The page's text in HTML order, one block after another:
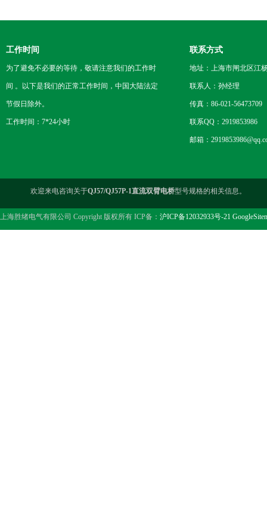
工作时间
为了避免不必要的等待，敬请注意我们的工作时
间 。以下是我们的正常工作时间，中国大陆法定
节假日除外。
工作时间：7*24小时
联系方式
地址：上海市闸北区江
联系人：孙经理
传真：86-021-56473709
联系QQ：2919853986
邮箱：
欢迎来电咨询关于QJ57/QJ57P-1直流双臂电桥型号规格的相关信息。
上海胜绪电气有限公司 Copyright 版权所有 ICP备： 沪ICP备12032933号-21